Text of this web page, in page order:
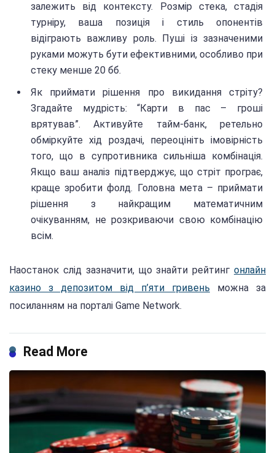
залежить від контексту. Розмір стека, стадія
турніру, ваша позиція і стиль опонентів
відіграють важливу роль. Пуші із зазначеними
руками можуть бути ефективними, особливо при
стеку менше 20 бб.
Як приймати рішення про викидання стріту?
Згадайте мудрість: “Карти в пас – гроші
врятував”. Активуйте тайм-банк, ретельно
обміркуйте хід роздачі, переоцініть імовірність
того, що в супротивника сильніша комбінація.
Якщо ваш аналіз підтверджує, що стріт програє,
краще зробити фолд. Головна мета – приймати
рішення з найкращим математичним
очікуванням, не розкриваючи свою комбінацію
всім.
Наостанок слід зазначити, що знайти рейтинг онлайн
казино з депозитом від п’яти гривень можна за
посиланням на порталі Game Network.
Read More